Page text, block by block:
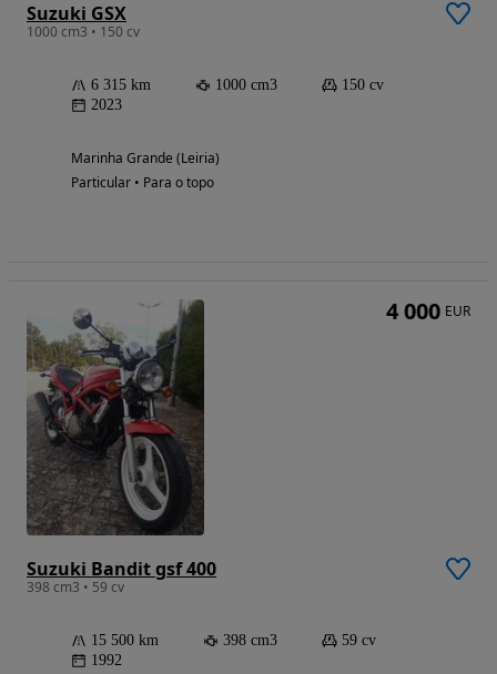
Suzuki GSX
1000 cm3 • 150 cv
6 315 km 1000 cm3
150 cv
2023
Marinha Grande (Leiria)
Particular • Para o topo
Suzuki Bandit gsf 400
398 cm3 • 59 cv
15 500 km 398 cm3
59 cv
1992
4 000 EUR